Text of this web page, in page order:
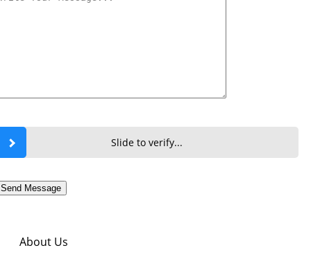
Slide to verify...
Send Message
About Us